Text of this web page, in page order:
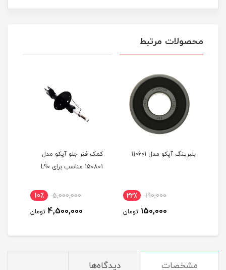
محصولات مرتبط
بلبرینگ آپکو مدل 110601
190,000 22٪
150,000 تومان
کمک فنر جلو آپکو مدل
150801 مناسب برای L90
5,000,000 10٪
4,500,000 تومان
مشخصات دیدگاه‌ها